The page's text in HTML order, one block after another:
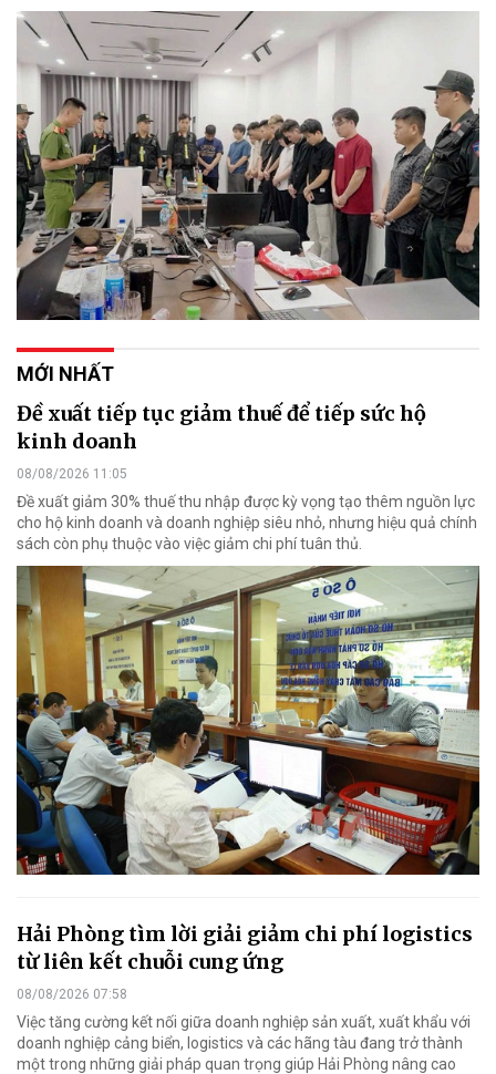
MỚI NHẤT
Đề xuất tiếp tục giảm thuế để tiếp sức hộ
kinh doanh
08/08/2026 11:05
Đề xuất giảm 30% thuế thu nhập được kỳ vọng tạo thêm nguồn lực
cho hộ kinh doanh và doanh nghiệp siêu nhỏ, nhưng hiệu quả chính
sách còn phụ thuộc vào việc giảm chi phí tuân thủ.
Hải Phòng tìm lời giải giảm chi phí logistics
từ liên kết chuỗi cung ứng
08/08/2026 07:58
Việc tăng cường kết nối giữa doanh nghiệp sản xuất, xuất khẩu với
doanh nghiệp cảng biển, logistics và các hãng tàu đang trở thành
một trong những giải pháp quan trọng giúp Hải Phòng nâng cao